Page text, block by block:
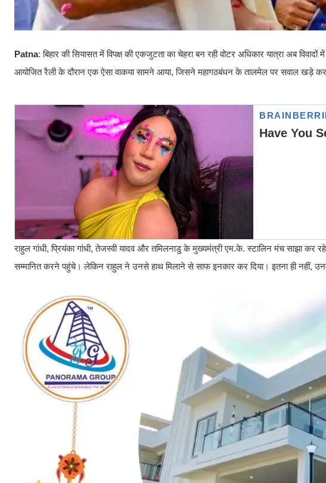
Patna: बिहार की सियासत में विपक्ष की एकजुटता का चेहरा बन रही वोटर अधिकार यात्रा अब
आयोजित रैली के दौरान एक ऐसा वाकया सामने आया, जिसने महागठबंधन के तालमेल पर सवाल खड़े कर
राहुल गांधी, प्रियंका गांधी, तेजस्वी यादव और तमिलनाडु के मुख्यमंत्री एम.के. स्टालिन मंच साझा कर
सम्मानित करने पहुंचे। लेकिन राहुल ने उनसे हाथ मिलाने से साफ इनकार कर दिया। इतना ही नहीं,